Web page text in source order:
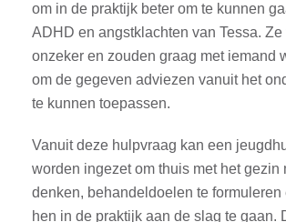
om in de praktijk beter om te kunnen
ADHD en angstklachten van Tessa.
onzeker en zouden graag met iemand
om de gegeven adviezen vanuit het
te kunnen toepassen.
Vanuit deze hulpvraag kan een
worden ingezet om thuis met het gezin
denken, behandeldoelen te formuleren
hen in de praktijk aan de slag te gaan.